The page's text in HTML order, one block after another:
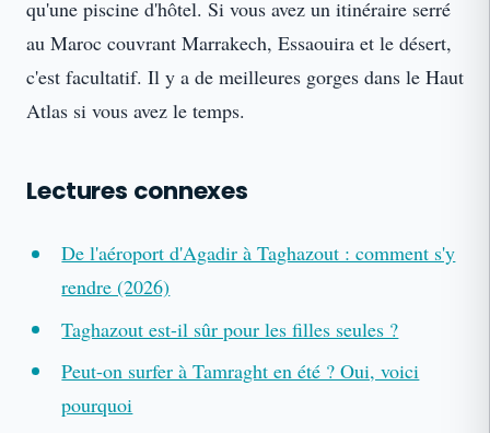
qu'une piscine d'hôtel. Si vous avez un itinéraire serré
au Maroc couvrant Marrakech, Essaouira et le désert,
c'est facultatif. Il y a de meilleures gorges dans le Haut
Atlas si vous avez le temps.
Lectures connexes
De l'aéroport d'Agadir à Taghazout : comment s'y
rendre (2026)
Taghazout est-il sûr pour les filles seules ?
Peut-on surfer à Tamraght en été ? Oui, voici
pourquoi